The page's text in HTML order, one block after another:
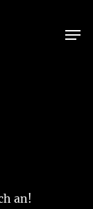
an!